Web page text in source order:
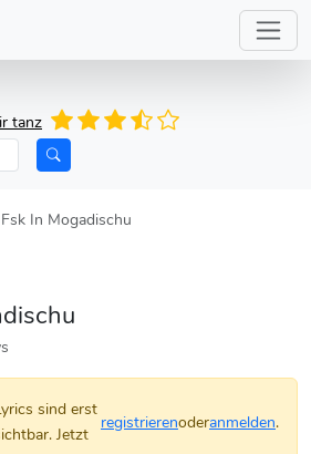
tanz
Fsk In Mogadischu
sind erst
Jetzt
registrierenoderanmelden.